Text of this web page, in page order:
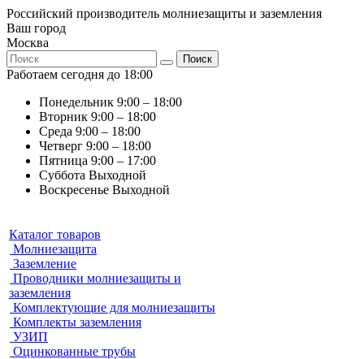
Российский производитель молниезащиты и заземления
Ваш город
Москва
Поиск
Работаем сегодня до 18:00
Понедельник 9:00 – 18:00
Вторник 9:00 – 18:00
Среда 9:00 – 18:00
Четверг 9:00 – 18:00
Пятница 9:00 – 17:00
Суббота Выходной
Воскресенье Выходной
Каталог товаров
Молниезащита
Заземление
Проводники молниезащиты и
заземления
Комплектующие для молниезащиты
Комплекты заземления
УЗИП
Оцинкованные трубы